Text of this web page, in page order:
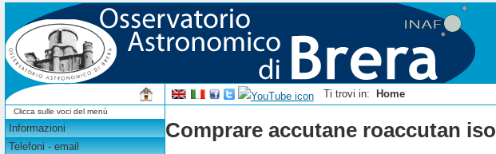
Ti trovi in: Home
Clicca sulle voci del menù
Informazioni
Telefoni - email
Comprare accutane roaccutan